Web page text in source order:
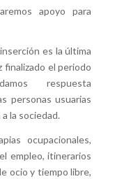
apoyo para
es la última
el periodo
respuesta
personas usuarias
la sociedad.
ocupacionales,
empleo, itinerarios
ocio y tiempo libre,